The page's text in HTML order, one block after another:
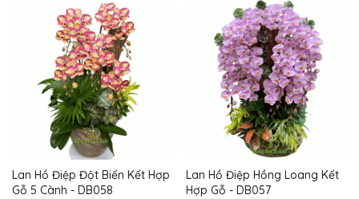
Lan Hồ Điệp Đột Biến Kết Hợp
Gỗ 5 Cành - DB058
Lan Hồ Điệp Hồng Loang Kết
Hợp Gỗ - DB057